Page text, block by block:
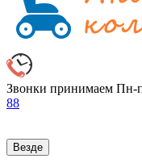
Звонки принимаем Пн-
88
Везде